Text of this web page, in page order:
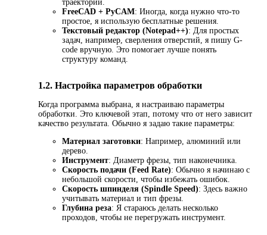
траектории.
FreeCAD + PyCAM: Иногда, когда нужно что-то
простое, я использую бесплатные решения.
Текстовый редактор (Notepad++): Для простых
задач, например, сверления отверстий, я пишу G-
code вручную. Это помогает лучше понять
структуру команд.
1.2. Настройка параметров обработки
Когда программа выбрана, я настраиваю параметры
обработки. Это ключевой этап, потому что от него зависит
качество результата. Обычно я задаю такие параметры:
Материал заготовки: Например, алюминий или
дерево.
Инструмент: Диаметр фрезы, тип наконечника.
Скорость подачи (Feed Rate): Обычно я начинаю с
небольшой скорости, чтобы избежать ошибок.
Скорость шпинделя (Spindle Speed): Здесь важно
учитывать материал и тип фрезы.
Глубина реза: Я стараюсь делать несколько
проходов, чтобы не перегружать инструмент.